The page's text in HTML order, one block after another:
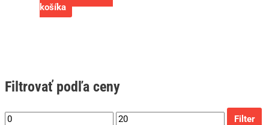
Filtrovať podľa ceny
Filter
košíka